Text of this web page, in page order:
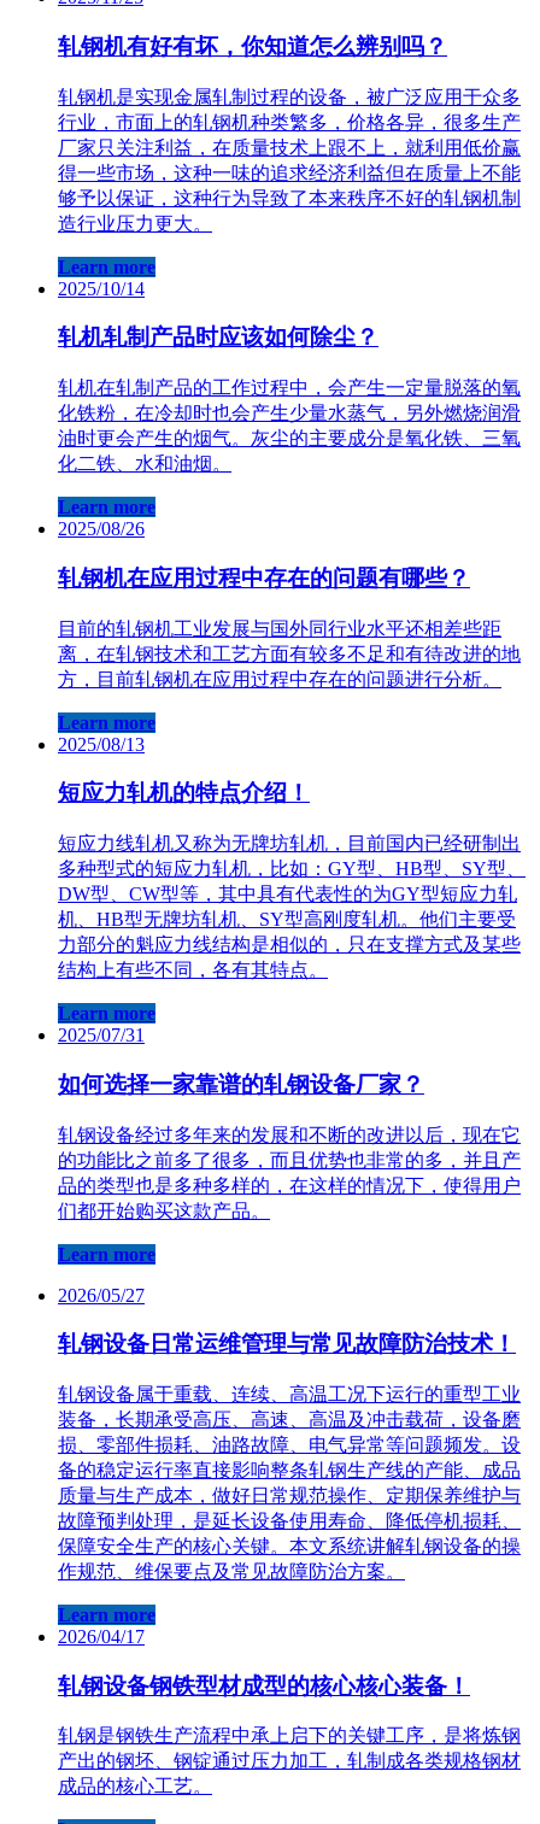
轧钢机有好有坏，你知道怎么辨别吗？
轧钢​机是实现金属轧制过程的设备，被广泛应用于众多
行业，市面上的轧钢机种类繁多，价格各异，很多生产
厂家只关注利益，在质量技术上跟不上，就利用低价赢
得一些市场，这种一味的追求经济利益但在质量上不能
够予以保证，这种行为导致了本来秩序不好的轧钢机制
造行业压力更大。
Learn more
2025/10/14
轧​机轧制产品时应该如何除尘？
轧​机在轧制产品的工作过程中，会产生一定量脱落的氧
化铁粉，在冷却时也会产生少量水蒸气，另外燃烧润滑
油时更会产生的烟气。灰尘的主要成分是氧化铁、三氧
化二铁、水和油烟。
Learn more
2025/08/26
轧钢机在应用过程中存在的问题有哪些？
目前的轧钢机工业发展与国外同行业水平还相差些距
离，在轧钢技术和工艺方面有较多不足和有待改进的地
方，目前轧钢机在应用过程中存在的问题进行分析。
Learn more
2025/08/13
短应力轧机的特点介绍！
短应力线轧机又称为无牌坊轧机，目前国内已经研制出
多种型式的短应力轧机，比如：GY型、HB型、SY型、
DW型、CW型等，其中具有代表性的为GY型短应力轧
机、HB型无牌坊轧机、SY型高刚度轧机。他们主要受
力部分的魁应力线结构是相似的，只在支撑方式及某些
结构上有些不同，各有其特点。
Learn more
2025/07/31
如何选择一家靠谱的轧钢设备厂家？
轧钢设备经过多年来的发展和不断的改进以后，现在它
的功能比之前多了很多，而且优势也非常的多，并且产
品的类型也是多种多样的，在这样的情况下，使得用户
们都开始购买这款产品。
Learn more
2026/05/27
轧钢设备日常运维管理与常见故障防治技术！
轧钢设备属于重载、连续、高温工况下运行的重型工业
装备，长期承受高压、高速、高温及冲击载荷，设备磨
损、零部件损耗、油路故障、电气异常等问题频发。设
备的稳定运行率直接影响整条轧钢生产线的产能、成品
质量与生产成本，做好日常规范操作、定期保养维护与
故障预判处理，是延长设备使用寿命、降低停机损耗、
保障安全生产的核心关键。本文系统讲解轧钢设备的操
作规范、维保要点及常见故障防治方案。
Learn more
2026/04/17
轧钢设备钢铁型材成型的核心核心装备！
轧钢是钢铁生产流程中承上启下的关键工序，是将炼钢
产出的钢坯、钢锭通过压力加工，轧制成各类规格钢材
成品的核心工艺。